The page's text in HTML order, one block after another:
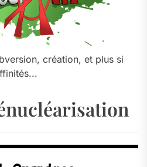
création, et plus si